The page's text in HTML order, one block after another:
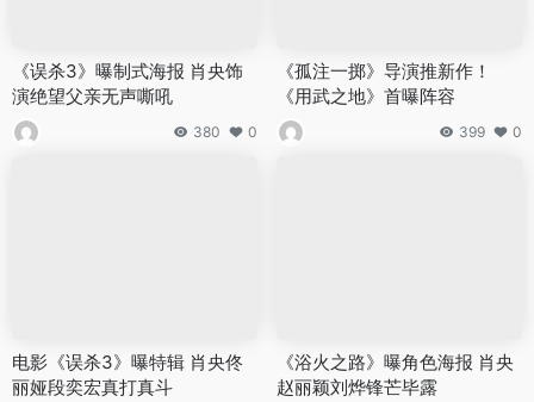
《误杀3》曝制式海报 肖央饰
演绝望父亲无声嘶吼
380 0
《孤注一掷》导演推新作！
《用武之地》首曝阵容
399 0
电影《误杀3》曝特辑 肖央佟
丽娅段奕宏真打真斗
《浴火之路》曝角色海报 肖央
赵丽颖刘烨锋芒毕露